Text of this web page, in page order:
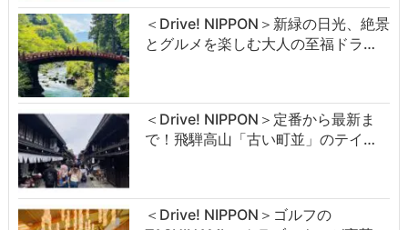
＜Drive! NIPPON＞新緑の日光、絶景
とグルメを楽しむ大人の至福ドラ…
＜Drive! NIPPON＞定番から最新ま
で！飛騨高山「古い町並」のテイ…
＜Drive! NIPPON＞ゴルフの